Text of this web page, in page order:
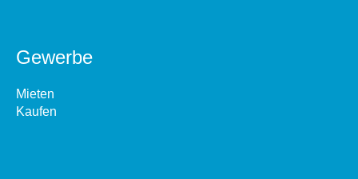
Gewerbe
Mieten
Kaufen